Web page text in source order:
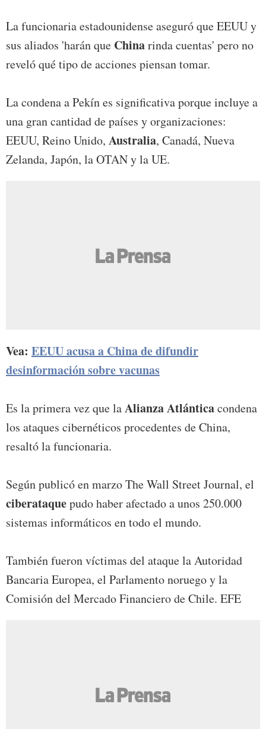
La funcionaria estadounidense aseguró que EEUU y
sus aliados 'harán que Chinarinda cuentas' pero no
reveló qué tipo de acciones piensan tomar.
La condena a Pekín es significativa porque incluye a
una gran cantidad de países y organizaciones:
EEUU, Reino Unido, Australia, Canadá, Nueva
Zelanda, Japón, la OTAN y la UE.
Vea: EEUU acusa a China de difundir
desinformación sobre vacunas
Es la primera vez que laAlianza Atlánticacondena
los ataques cibernéticos procedentes de China,
resaltó la funcionaria.
Según publicó en marzo The Wall Street Journal, el
ciberataquepudo haber afectado a unos 250.000
sistemas informáticos en todo el mundo.
También fueron víctimas del ataque la Autoridad
Bancaria Europea, el Parlamento noruego y la
Comisión del Mercado Financiero de Chile. EFE